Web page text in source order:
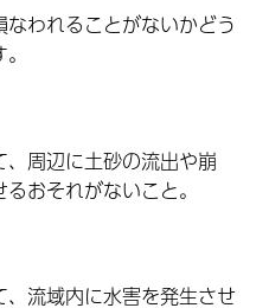
われることがないかどう
周辺に土砂の流出や崩
おそれがないこと。
流域内に水害を発生させ